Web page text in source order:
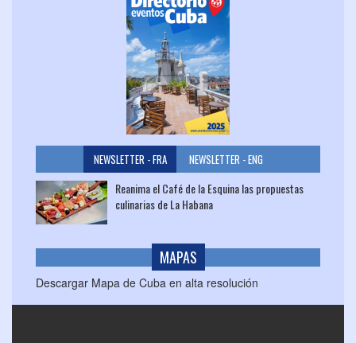
NEWSLETTER - FRA NEWSLETTER - ENG
Reanima el Café de la Esquina las propuestas
culinarias de La Habana
MAPAS
Descargar Mapa de Cuba en alta resolución